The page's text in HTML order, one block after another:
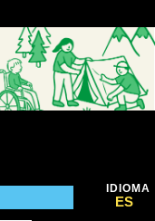
IDIOMA
ES